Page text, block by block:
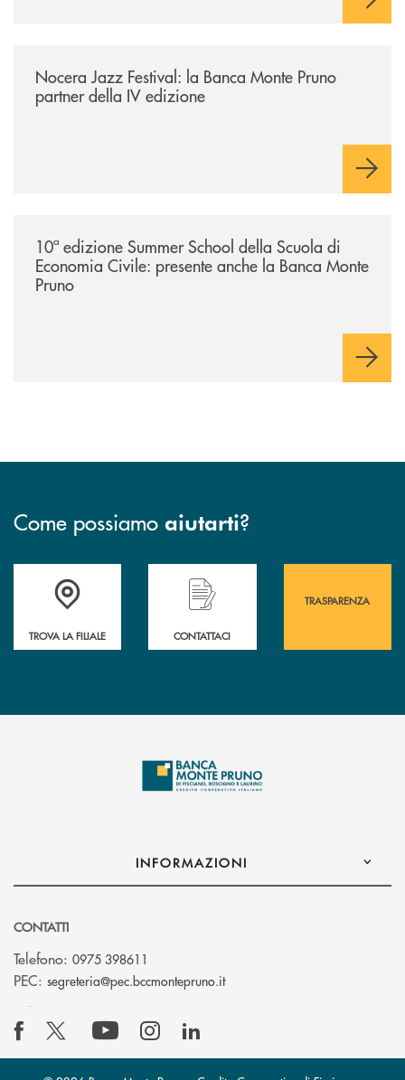
Nocera Jazz Festival: la Banca Monte Pruno
partner della IV edizione
10ª edizione Summer School della Scuola di
Economia Civile: presente anche la Banca Monte
Pruno
Come possiamo aiutarti?
Accedi all' elenco completo&nbsp; delle&nbsp; filiali&nbsp; di Banca
TROVA LA FILIALE
Hai bisogno di assistenza immediata?
CONTATTACI
TRASPARENZA
INFORMAZIONI
CONTATTI
Telefono: 0975 398611
PEC: segreteria@pec.bccmontepruno.it(si apre l’app di posta